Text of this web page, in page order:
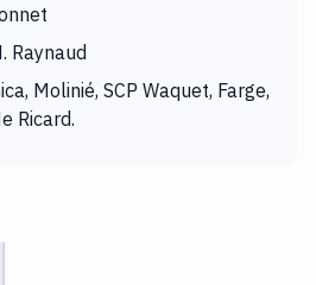
Raynaud
Molinié, SCP Waquet, Farge,
Ricard.